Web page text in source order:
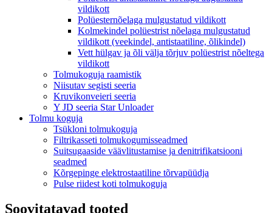
vildikott
Polüesternõelaga mulgustatud vildikott
Kolmekindel polüestrist nõelaga mulgustatud
vildikott (veekindel, antistaatiline, õlikindel)
Vett hülgav ja õli välja tõrjuv polüestrist nõeltega
vildikott
Tolmukoguja raamistik
Niisutav segisti seeria
Kruvikonveieri seeria
Y JD seeria Star Unloader
Tolmu koguja
Tsükloni tolmukoguja
Filtrikasseti tolmukogumisseadmed
Suitsugaaside väävlitustamise ja denitrifikatsiooni
seadmed
Kõrgepinge elektrostaatiline tõrvapüüdja
Pulse riidest koti tolmukoguja
Soovitatavad tooted